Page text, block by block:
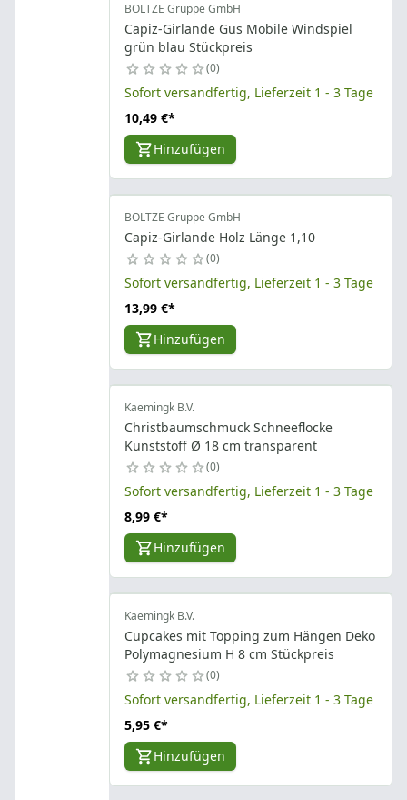
BOLTZE Gruppe GmbH
Capiz-Girlande Gus Mobile Windspiel
grün blau Stückpreis
0
Sofort versandfertig, Lieferzeit 1 - 3 Tage
10,49 €*
Hinzufügen
BOLTZE Gruppe GmbH
Capiz-Girlande Holz Länge 1,10
0
Sofort versandfertig, Lieferzeit 1 - 3 Tage
13,99 €*
Hinzufügen
Kaemingk B.V.
Christbaumschmuck Schneeflocke
Kunststoff Ø 18 cm transparent
0
Sofort versandfertig, Lieferzeit 1 - 3 Tage
8,99 €*
Hinzufügen
Kaemingk B.V.
Cupcakes mit Topping zum Hängen Deko
Polymagnesium H 8 cm Stückpreis
0
Sofort versandfertig, Lieferzeit 1 - 3 Tage
5,95 €*
Hinzufügen